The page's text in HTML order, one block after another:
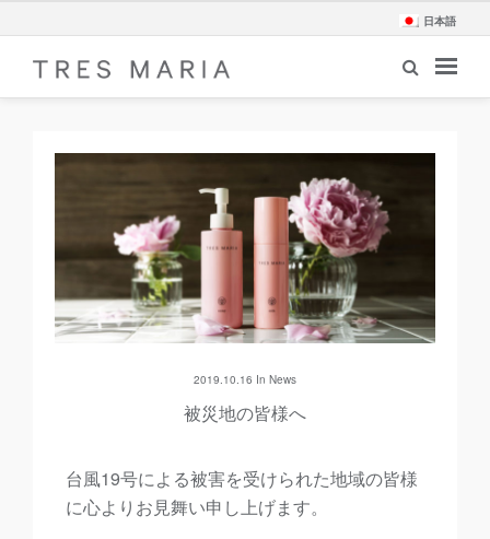
日本語
2019.10.16 In News
被災地の皆様へ
台風19号による被害を受けられた地域の皆様
に心よりお見舞い申し上げます。